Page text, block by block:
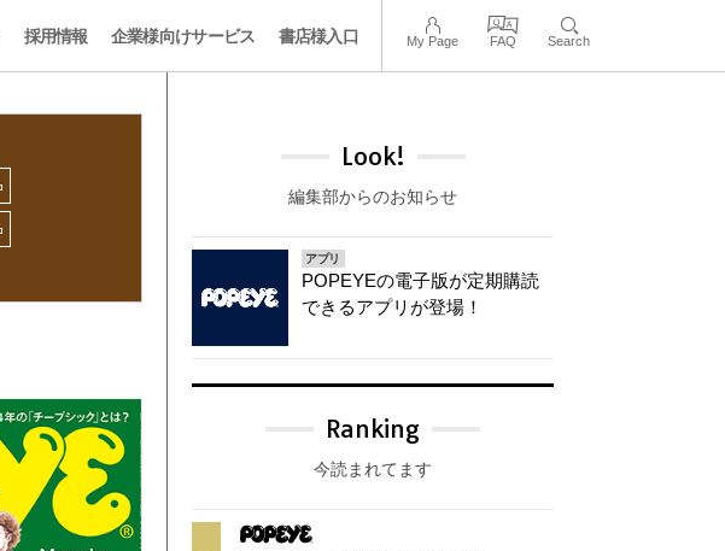
採用情報 企業様向けサービス 書店様入口 My Page FAQ Search
Look!
編集部からのお知らせ
アプリ
POPEYEの電子版が定期購読
できるアプリが登場！
Ranking
今読まれてます